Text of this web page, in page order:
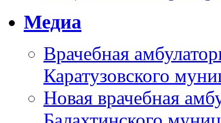
Медиа
Врачебная
Каратузовского
Новая врачебная